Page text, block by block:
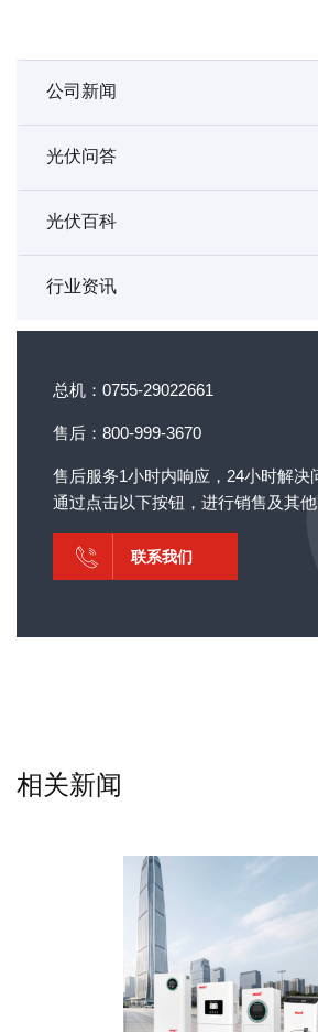
公司新闻
光伏问答
光伏百科
行业资讯
总机：0755-29022661
售后：800-999-3670
售后服务1小时内响应，24小时解决
通过点击以下按钮，进行销售及其他
联系我们
相关新闻